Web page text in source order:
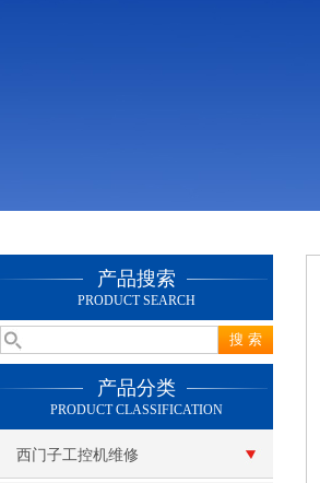
产品搜索
PRODUCT SEARCH
产品分类
PRODUCT CLASSIFICATION
西门子工控机维修